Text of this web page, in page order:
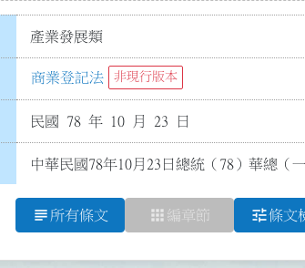
產業發展類
商業登記法 非現行版本
民國 78 年 10 月 23 日
中華民國78年10月23日總統（78）華總（
subject 所有條文 apps 編章節 tune條文